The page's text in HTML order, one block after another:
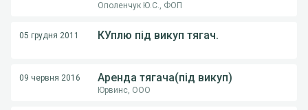
Ополенчук Ю.С., ФОП
05 грудня 2011 КУплю під викуп тягач.
09 червня 2016 Аренда тягача(під викуп)
Юрвинс, ООО